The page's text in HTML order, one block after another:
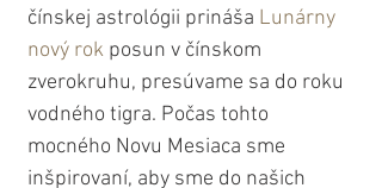
čínskej astrológii prináša Lunárny
nový rok posun v čínskom
zverokruhu, presúvame sa do roku
vodného tigra. Počas tohto
mocného Novu Mesiaca sme
inšpirovaní, aby sme do našich